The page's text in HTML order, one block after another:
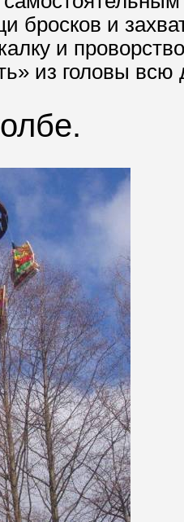
бросков и
и
из головы